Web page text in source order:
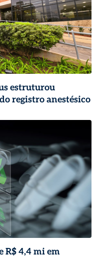
estruturou
registro anestésico
R$ 4,4 mi em